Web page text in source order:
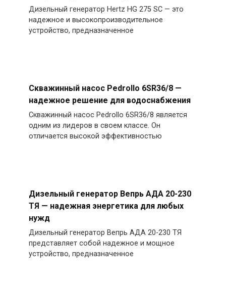
Дизельный генератор Hertz HG 275 SC — это
надежное и высокопроизводительное
устройство, предназначенное
Скважинный насос Pedrollo 6SR36/8 —
надежное решение для водоснабжения
Скважинный насос Pedrollo 6SR36/8 является
одним из лидеров в своем классе. Он
отличается высокой эффективностью
Дизельный генератор Вепрь АДА 20-230
ТЯ — надежная энергетика для любых
нужд
Дизельный генератор Вепрь АДА 20-230 ТЯ
представляет собой надежное и мощное
устройство, предназначенное